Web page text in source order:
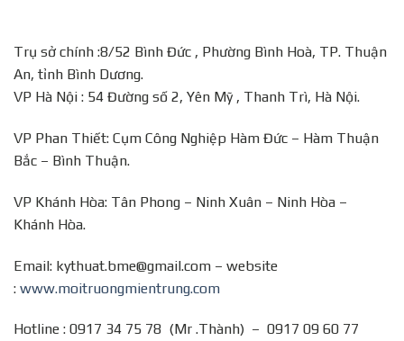
Trụ sở chính :8/52 Bình Đức , Phường Bình Hoà, TP. Thuận
An, tỉnh Bình Dương.
VP Hà Nội : 54 Đường số 2, Yên Mỹ , Thanh Trì, Hà Nội.
VP Phan Thiết: Cụm Công Nghiệp Hàm Đức – Hàm Thuận
Bắc – Bình Thuận.
VP Khánh Hòa: Tân Phong – Ninh Xuân – Ninh Hòa –
Khánh Hòa.
Email: kythuat.bme@gmail.com – website
: www.moitruongmientrung.com
Hotline : 0917 34 75 78 (Mr .Thành) – 0917 09 60 77